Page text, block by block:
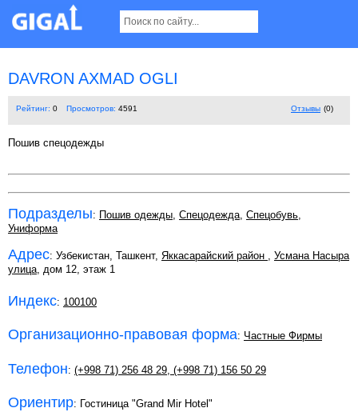
DAVRON AXMAD OGLI
Рейтинг: 0 Просмотров: 4591 Отзывы (0)
Пошив спецодежды
Подразделы: Пошив одежды, Спецодежда, Спецобувь,
Униформа
Адрес: Узбекистан, Ташкент, Яккасарайский район , Усмана Насыра
улица, дом 12, этаж 1
Индекс: 100100
Организационно-правовая форма: Частные Фирмы
Телефон: (+998 71) 256 48 29 (+998 71) 156 50 29
Ориентир: Гостиница "Grand Mir Hotel"